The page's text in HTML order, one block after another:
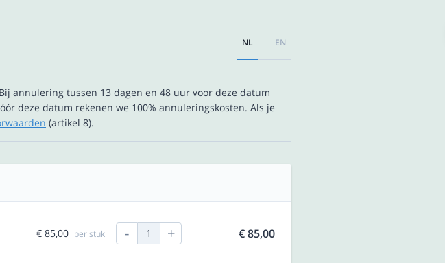
NL EN
annulering tussen 13 dagen en 48 uur voor deze datum
deze datum rekenen we 100% annuleringskosten. Als je
(artikel 8).
€ 85,00 per stuk - 1 + € 85,00